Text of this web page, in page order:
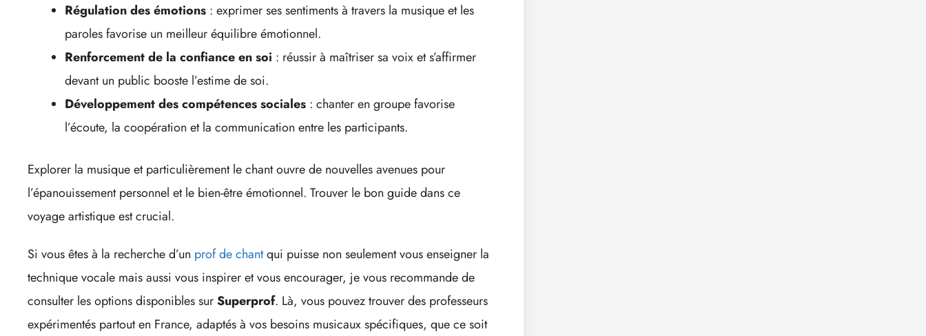
Régulation des émotions : exprimer ses sentiments à travers la musique et les
paroles favorise un meilleur équilibre émotionnel.
Renforcement de la confiance en soi : réussir à maîtriser sa voix et s’affirmer
devant un public booste l’estime de soi.
Développement des compétences sociales : chanter en groupe favorise
l’écoute, la coopération et la communication entre les participants.
Explorer la musique et particulièrement le chant ouvre de nouvelles avenues pour
l’épanouissement personnel et le bien-être émotionnel. Trouver le bon guide dans ce
voyage artistique est crucial.
Si vous êtes à la recherche d’un prof de chantqui puisse non seulement vous enseigner la
technique vocale mais aussi vous inspirer et vous encourager, je vous recommande de
consulter les options disponibles surSuperprof. Là, vous pouvez trouver des professeurs
expérimentés partout en France, adaptés à vos besoins musicaux spécifiques, que ce soit